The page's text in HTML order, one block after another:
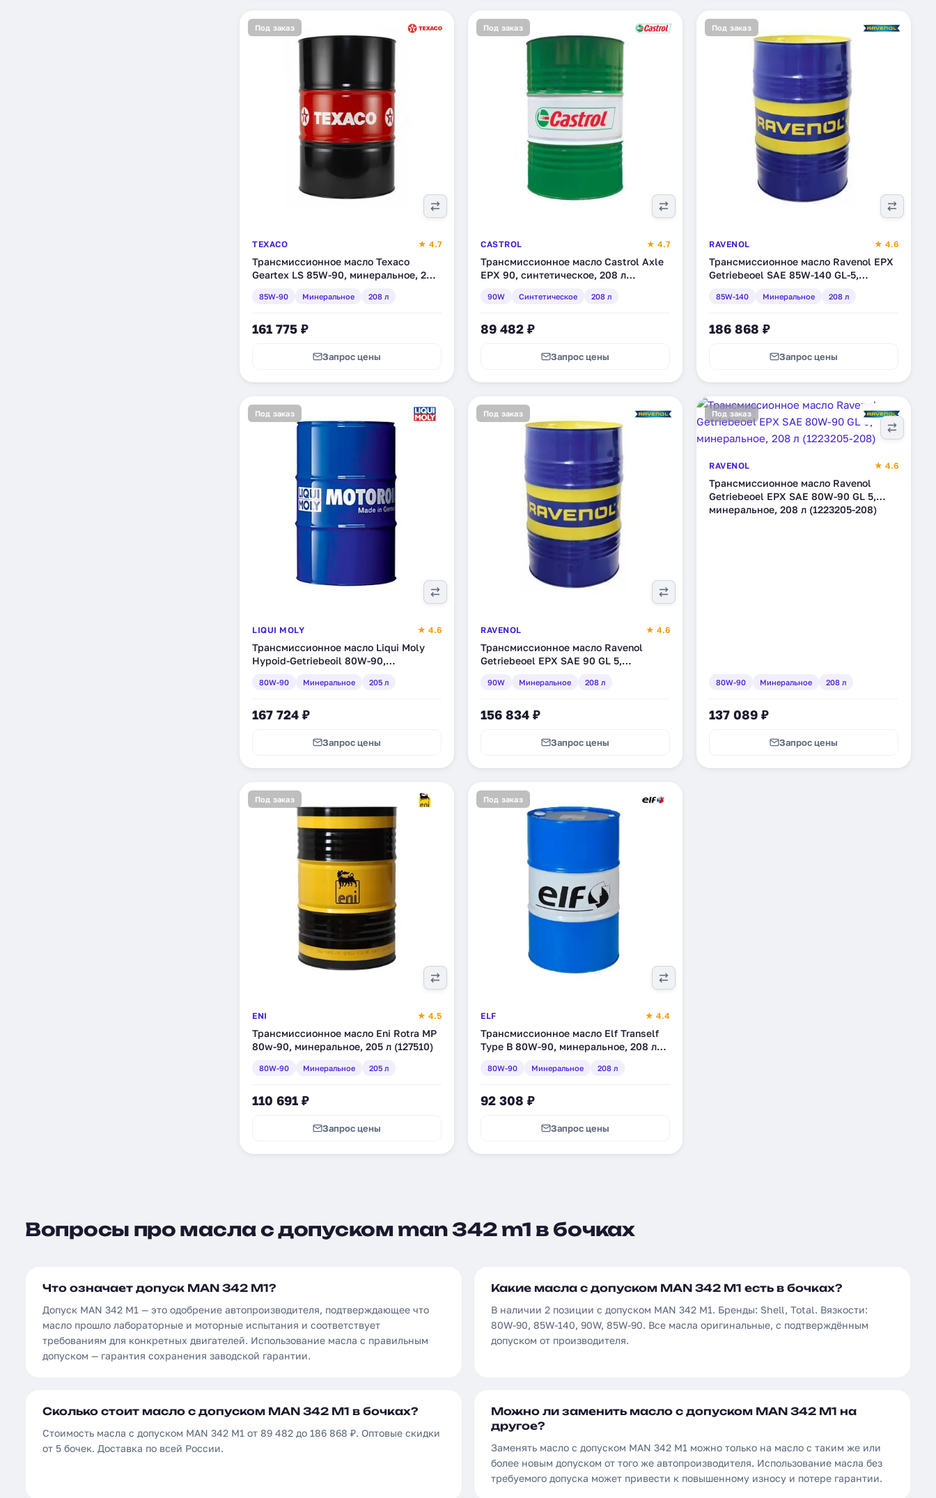
Под заказ
TEXACO ★ 4.7
Трансмиссионное масло Texaco
Geartex LS 85W-90, минеральное, 208
85W-90 Минеральное 208 л
161 775 ₽
Запрос цены
Под заказ
CASTROL ★ 4.7
Трансмиссионное масло Castrol Axle
EPX 90, синтетическое, 208 л
90W Синтетическое 208 л
89 482 ₽
Запрос цены
Под заказ
RAVENOL ★ 4.6
Трансмиссионное масло Ravenol EPX
Getriebeoel SAE 85W-140 GL-5,
85W-140 Минеральное 208 л
186 868 ₽
Запрос цены
Под заказ
LIQUI MOLY ★ 4.6
Трансмиссионное масло Liqui Moly
Hypoid-Getriebeoil 80W-90,
80W-90 Минеральное 205 л
167 724 ₽
Запрос цены
Под заказ
RAVENOL ★ 4.6
Трансмиссионное масло Ravenol
Getriebeoel EPX SAE 90 GL 5,
90W Минеральное 208 л
156 834 ₽
Запрос цены
Под заказ
RAVENOL ★ 4.6
Трансмиссионное масло Ravenol
Getriebeoel EPX SAE 80W-90 GL 5,
минеральное, 208 л (1223205-208)
80W-90 Минеральное 208 л
137 089 ₽
Запрос цены
Под заказ
ENI ★ 4.5
Трансмиссионное масло Eni Rotra MP
80w-90, минеральное, 205 л (127510)
80W-90 Минеральное 205 л
110 691 ₽
Запрос цены
Под заказ
ELF ★ 4.4
Трансмиссионное масло Elf Tranself
Type B 80W-90, минеральное, 208 л
80W-90 Минеральное 208 л
92 308 ₽
Запрос цены
Вопросы про масла с допуском man 342 m1 в бочках
Что означает допуск MAN 342 M1?
Допуск MAN 342 M1 — это одобрение автопроизводителя, подтверждающее что
масло прошло лабораторные и моторные испытания и соответствует
требованиям для конкретных двигателей. Использование масла с правильным
допуском — гарантия сохранения заводской гарантии.
Какие масла с допуском MAN 342 M1 есть в бочках?
В наличии 2 позиции с допуском MAN 342 M1. Бренды: Shell, Total. Вязкости:
80W-90, 85W-140, 90W, 85W-90. Все масла оригинальные, с подтверждённым
допуском от производителя.
Сколько стоит масло с допуском MAN 342 M1 в бочках?
Стоимость масла с допуском MAN 342 M1 от 89 482 до 186 868 ₽. Оптовые скидки
от 5 бочек. Доставка по всей России.
Можно ли заменить масло с допуском MAN 342 M1 на
другое?
Заменять масло с допуском MAN 342 M1 можно только на масло с таким же или
более новым допуском от того же автопроизводителя. Использование масла без
требуемого допуска может привести к повышенному износу и потере гарантии.